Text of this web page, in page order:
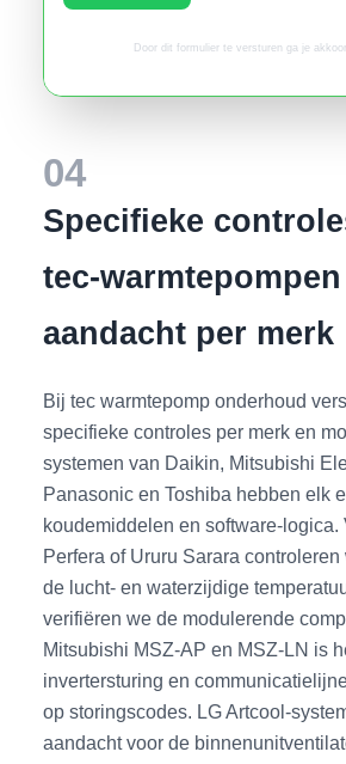
Door dit formulier te versturen ga je
04
Specifieke
tec-
aandacht per merk
Bij tec warmtepomp onderhoud
specifieke controles per merk en
systemen van Daikin, Mitsubishi
Panasonic en Toshiba hebben elk
koudemiddelen en software-logica.
Perfera of Ururu Sarara
de lucht- en waterzijdige
verifiëren we de modulerende
Mitsubishi MSZ-AP en MSZ-LN is
invertersturing en
op storingscodes. LG Artcool-
aandacht voor de